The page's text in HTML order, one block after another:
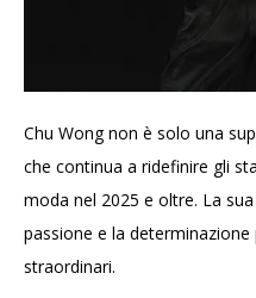
Chu Wong non è solo una
che continua a ridefinire gli
moda nel 2025 e oltre. La
passione e la
straordinari.